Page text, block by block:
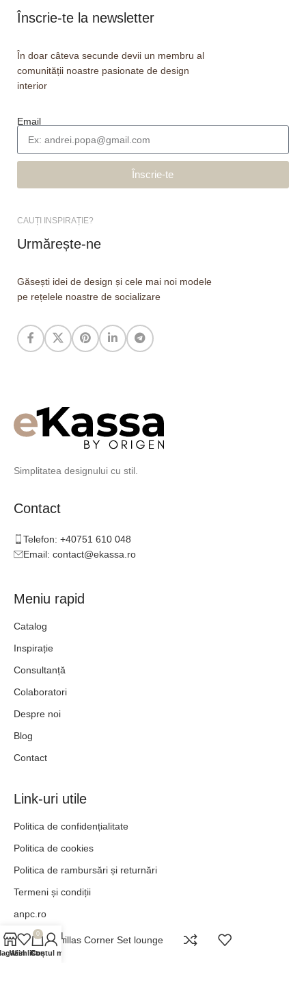
Înscrie-te la newsletter
În doar câteva secunde devii un membru al
comunității noastre pasionate de design
interior
Email
Înscrie-te
CAUȚI INSPIRAȚIE?
Urmărește-ne
Găsești idei de design și cele mai noi modele
pe rețelele noastre de socializare
Simplitatea designului cu stil.
Contact
Telefon: +40751 610 048
Email: contact@ekassa.ro
Meniu rapid
Catalog
Inspirație
Consultanță
Colaboratori
Despre noi
Blog
Contact
Link-uri utile
Politica de confidențialitate
Politica de cookies
Politica de rambursări și returnări
Termeni și condiții
anpc.ro
ANPC - SALComillas Corner Set lounge
Wishlist
0
Coș
Contul meu